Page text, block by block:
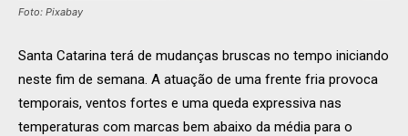
Foto: Pixabay
Santa Catarina terá de mudanças bruscas no tempo iniciando
neste fim de semana. A atuação de uma frente fria provoca
temporais, ventos fortes e uma queda expressiva nas
temperaturas com marcas bem abaixo da média para o